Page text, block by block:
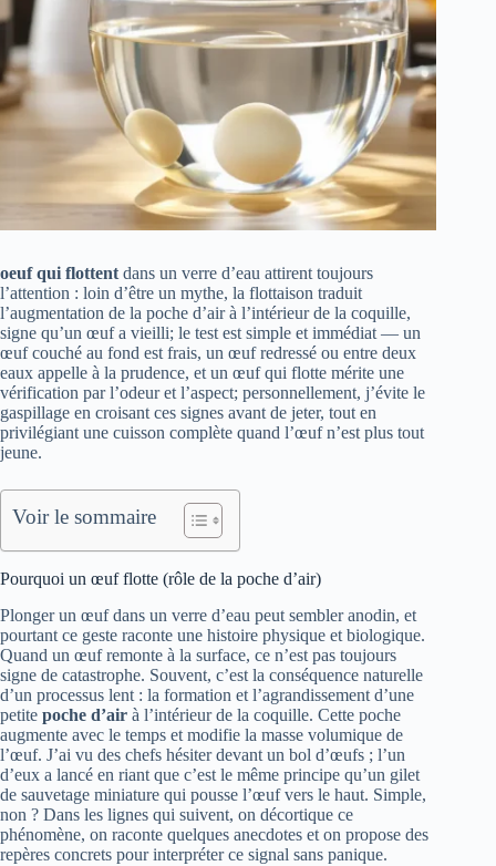
oeuf qui flottent dans un verre d’eau attirent toujours
l’attention : loin d’être un mythe, la flottaison traduit
l’augmentation de la poche d’air à l’intérieur de la coquille,
signe qu’un œuf a vieilli; le test est simple et immédiat — un
œuf couché au fond est frais, un œuf redressé ou entre deux
eaux appelle à la prudence, et un œuf qui flotte mérite une
vérification par l’odeur et l’aspect; personnellement, j’évite le
gaspillage en croisant ces signes avant de jeter, tout en
privilégiant une cuisson complète quand l’œuf n’est plus tout
jeune.
Voir le sommaire
Pourquoi un œuf flotte (rôle de la poche d’air)
Plonger un œuf dans un verre d’eau peut sembler anodin, et
pourtant ce geste raconte une histoire physique et biologique.
Quand un œuf remonte à la surface, ce n’est pas toujours
signe de catastrophe. Souvent, c’est la conséquence naturelle
d’un processus lent : la formation et l’agrandissement d’une
petite poche d’air à l’intérieur de la coquille. Cette poche
augmente avec le temps et modifie la masse volumique de
l’œuf. J’ai vu des chefs hésiter devant un bol d’œufs ; l’un
d’eux a lancé en riant que c’est le même principe qu’un gilet
de sauvetage miniature qui pousse l’œuf vers le haut. Simple,
non ? Dans les lignes qui suivent, on décortique ce
phénomène, on raconte quelques anecdotes et on propose des
repères concrets pour interpréter ce signal sans panique.